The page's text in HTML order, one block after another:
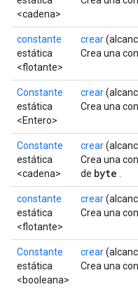
<cadena>
constante
estática
<flotante>
crear
Crea una
Constante
estática
<Entero>
crear
Crea una
Constante
estática
<cadena>
crear
Crea una
de byte
constante
estática
<flotante>
crear
Crea una
Constante
estática
<booleana>
crear
Crea una